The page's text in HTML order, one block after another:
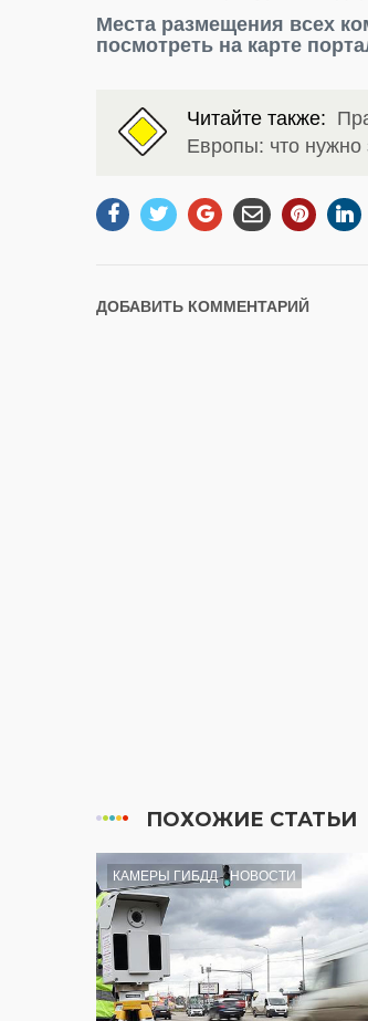
Места размещения всех
посмотреть на карте
Читайте также:
Европы: что нужно
ДОБАВИТЬ КОММЕНТАРИЙ
ПОХОЖИЕ СТАТЬИ
КАМЕРЫ ГИБДД НОВОСТИ